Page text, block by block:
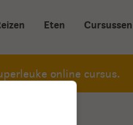
Eten Cursussen
online cursus.